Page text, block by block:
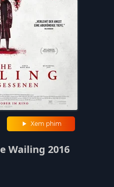
Xem phim
Wailing 2016